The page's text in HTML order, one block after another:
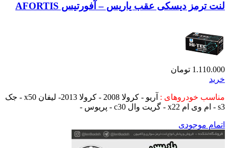
لنت ترمز دیسکی عقب یاریس – آفورتیس AFORTIS
1.110.000 تومان
خرید
مناسب خودروهای :
آریو - کرولا 2008 - کرولا 2013- لیفان x50 - جک
s3 - ام وی ام x22 - گریت وال c30 - پریوس -
اتمام موجودی